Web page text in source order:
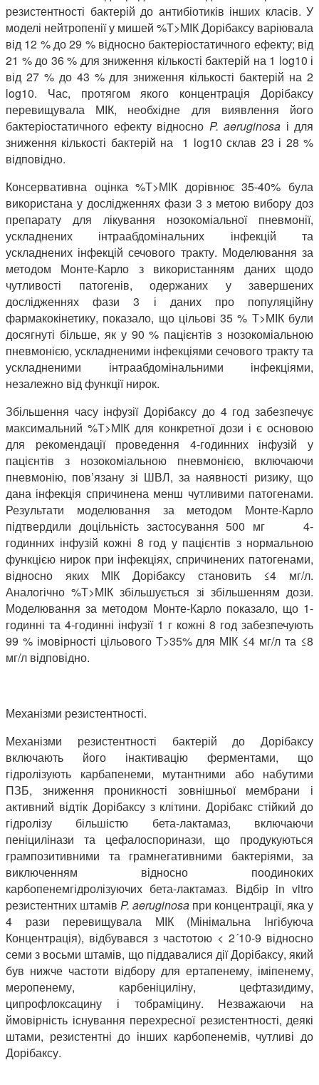
резистентності бактерій до антибіотиків інших класів. У
моделі нейтропенії у мишей %Т>МІК Дорібаксу варіювала
від 12 % до 29 % відносно бактеріостатичного ефекту; від
21 % до 36 % для зниження кількості бактерій на 1 log10 і
від 27 % до 43 % для зниження кількості бактерій на 2
log10. Час, протягом якого концентрація Дорібаксу
перевищувала МІК, необхідне для виявлення його
бактеріостатичного ефекту відносно P. aeruginosa і для
зниження кількості бактерій на 1 log10 склав 23 і 28 %
відповідно.
Консервативна оцінка %Т>МІК дорівнює 35-40% була
використана у дослідженнях фази 3 з метою вибору доз
препарату для лікування нозокоміальної пневмонії,
ускладнених інтраабдомінальних інфекцій та
ускладнених інфекцій сечового тракту. Моделювання за
методом Монте-Карло з використанням даних щодо
чутливості патогенів, одержаних у завершених
дослідженнях фази 3 і даних про популяційну
фармакокінетику, показало, що цільові 35 % Т>МІК були
досягнуті більше, як у 90 % пацієнтів з нозокоміальною
пневмонією, ускладненими інфекціями сечового тракту та
ускладненими інтраабдомінальними інфекціями,
незалежно від функції нирок.
Збільшення часу інфузії Дорібаксу до 4 год забезпечує
максимальний %Т>МІК для конкретної дози і є основою
для рекомендації проведення 4-годинних інфузій у
пацієнтів з нозокоміальною пневмонією, включаючи
пневмонію, пов’язану зі ШВЛ, за наявності ризику, що
дана інфекція спричинена менш чутливими патогенами.
Результати моделювання за методом Монте-Карло
підтвердили доцільність застосування 500 мг 4-
годинних інфузій кожні 8 год у пацієнтів з нормальною
функцією нирок при інфекціях, спричинених патогенами,
відносно яких МІК Дорібаксу становить ≤4 мг/л.
Аналогічно %Т>МІК збільшується зі збільшенням дози.
Моделювання за методом Монте-Карло показало, що 1-
годинні та 4-годинні інфузії 1 г кожні 8 год забезпечують
99 % імовірності цільового Т>35% для МІК ≤4 мг/л та ≤8
мг/л відповідно.
Механізми резистентності.
Механізми резистентності бактерій до Дорібаксу
включають його інактивацію ферментами, що
гідролізують карбапенеми, мутантними або набутими
ПЗБ, зниження проникності зовнішньої мембрани і
активний відтік Дорібаксу з клітини. Дорібакс стійкий до
гідролізу більшістю бета-лактамаз, включаючи
пеніцилінази та цефалоспоринази, що продукуються
грампозитивними та грамнегативними бактеріями, за
виключенням відносно поодиноких
карбопенемгідролізуючих бета-лактамаз. Відбір in vitro
резистентних штамів P. aeruginosa при концентрації, яка у
4 рази перевищувала МІК (Мінімальна Інгібуюча
Концентрація), відбувався з частотою < 2´10-9 відносно
семи з восьми штамів, що піддавалися дії Дорібаксу, який
був нижче частоти відбору для ертапенему, іміпенему,
меропенему, карбеніциліну, цефтазидиму,
ципрофлоксацину і тобраміцину. Незважаючи на
ймовірність існування перехресної резистентності, деякі
штами, резистентні до інших карбопенемів, чутливі до
Дорібаксу.